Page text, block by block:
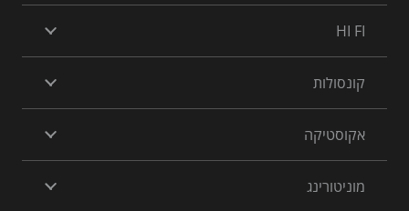
HI FI
קונסולות
אקוסטיקה
מוניטורינג